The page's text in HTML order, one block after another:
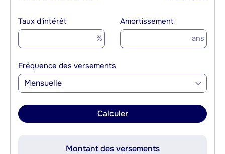
Taux d'intérêt
%
Amortissement
ans
Fréquence des versements
Mensuelle
Calculer
Montant des versements